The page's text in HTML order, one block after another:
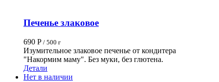
Печенье злаковое
690 Р / 500 г
Изумительное злаковое печенье от кондитера
"Накормим маму". Без муки, без глютена.
Детали
Нет в наличии